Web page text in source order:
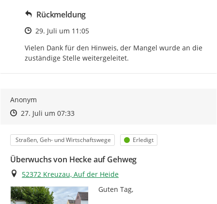
Rückmeldung
Zeitpunkt des Erstellens
29. Juli um 11:05
Vielen Dank für den Hinweis, der Mangel wurde an die
zuständige Stelle weitergeleitet.
Anonym
Zeitpunkt des Erstellens
Zeitpunkt des Erstellens
27. Juli um 07:33Zur Äußerung
Kategorie
Straßen, Geh- und Wirtschaftswege Status
Erledigt
Überwuchs von Hecke auf Gehweg
Ort
52372 Kreuzau, Auf der Heide
Guten Tag,